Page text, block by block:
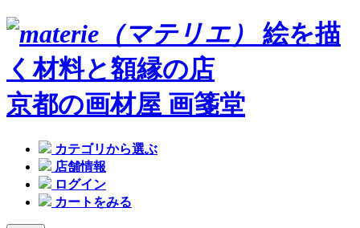
絵を描
く材料と額縁の店
京都の画材屋 画箋堂
カテゴリから選ぶ
店舗情報
ログイン
カートをみる